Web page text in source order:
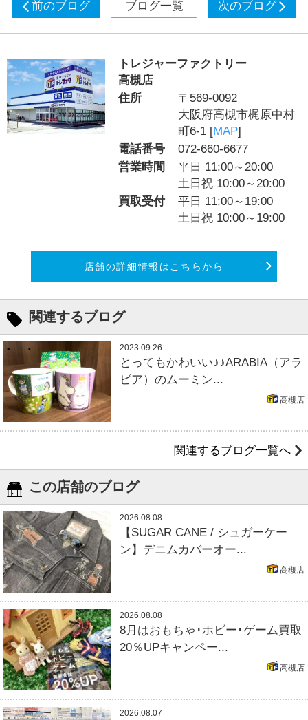
前のブログ ブログ一覧 次のブログ
トレジャーファクトリー
高槻店
住所
〒569-0092
大阪府高槻市梶原中村
町6-1 [MAP]
電話番号
072-660-6677
営業時間
平日 11:00～20:00
土日祝 10:00～20:00
買取受付
平日 11:00～19:00
土日祝 10:00～19:00
店舗の詳細情報はこちらから
関連するブログ
2023.09.26
とってもかわいい♪♪ARABIA（アラ
ビア）のムーミン...
高槻店
関連するブログ一覧へ
この店舗のブログ
2026.08.08
【SUGAR CANE / シュガーケー
ン】デニムカバーオー...
高槻店
2026.08.08
8月はおもちゃ･ホビー･ゲーム買取
20％UPキャンペー...
高槻店
2026.08.07